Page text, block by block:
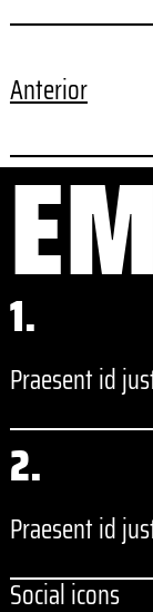
Anterior
1.
Praesent id
2.
Praesent id
Social icons